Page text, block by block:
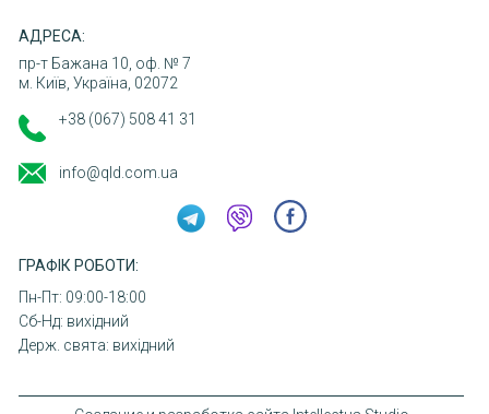
АДРЕСА:
пр-т Бажана 10, оф. № 7
м. Київ, Україна, 02072
ГРАФІК РОБОТИ:
Пн-Пт: 09:00-18:00
Сб-Нд: вихідний
Держ. свята: вихідний
+38 (067) 508 41 31
info@qld.com.ua